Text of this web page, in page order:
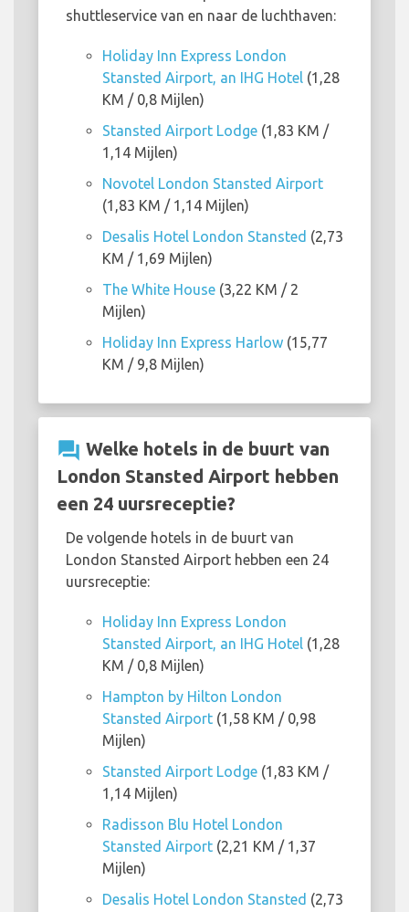
shuttleservice van en naar de luchthaven:
Holiday Inn Express London
Stansted Airport, an IHG Hotel (1,28
KM / 0,8 Mijlen)
Stansted Airport Lodge (1,83 KM /
1,14 Mijlen)
Novotel London Stansted Airport
(1,83 KM / 1,14 Mijlen)
Desalis Hotel London Stansted (2,73
KM / 1,69 Mijlen)
The White House (3,22 KM / 2
Mijlen)
Holiday Inn Express Harlow (15,77
KM / 9,8 Mijlen)
question_answer Welke hotels in de buurt van
London Stansted Airport hebben
een 24 uursreceptie?
De volgende hotels in de buurt van
London Stansted Airport hebben een 24
uursreceptie:
Holiday Inn Express London
Stansted Airport, an IHG Hotel (1,28
KM / 0,8 Mijlen)
Hampton by Hilton London
Stansted Airport (1,58 KM / 0,98
Mijlen)
Stansted Airport Lodge (1,83 KM /
1,14 Mijlen)
Radisson Blu Hotel London
Stansted Airport (2,21 KM / 1,37
Mijlen)
Desalis Hotel London Stansted (2,73